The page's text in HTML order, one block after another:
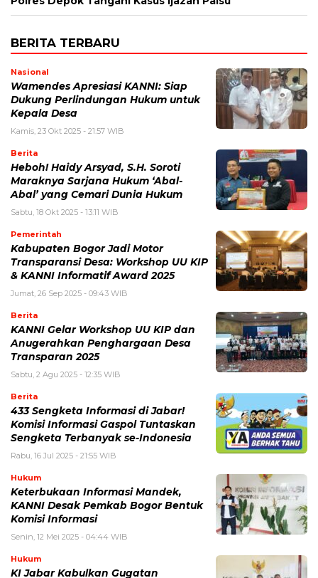
BERITA TERBARU
Nasional
Wamendes Apresiasi KANNI: Siap
Dukung Perlindungan Hukum untuk
Kepala Desa
Kamis, 23 Okt 2025 - 21:57 WIB
Berita
Heboh! Haidy Arsyad, S.H. Soroti
Maraknya Sarjana Hukum ‘Abal-
Abal’ yang Cemari Dunia Hukum
Sabtu, 18 Okt 2025 - 13:11 WIB
Pemerintah
Kabupaten Bogor Jadi Motor
Transparansi Desa: Workshop UU KIP
& KANNI Informatif Award 2025
Jumat, 26 Sep 2025 - 09:43 WIB
Berita
KANNI Gelar Workshop UU KIP dan
Anugerahkan Penghargaan Desa
Transparan 2025
Sabtu, 2 Agu 2025 - 12:35 WIB
Berita
433 Sengketa Informasi di Jabar!
Komisi Informasi Gaspol Tuntaskan
Sengketa Terbanyak se-Indonesia
Rabu, 16 Jul 2025 - 21:55 WIB
Hukum
Keterbukaan Informasi Mandek,
KANNI Desak Pemkab Bogor Bentuk
Komisi Informasi
Senin, 12 Mei 2025 - 04:44 WIB
Hukum
KI Jabar Kabulkan Gugatan